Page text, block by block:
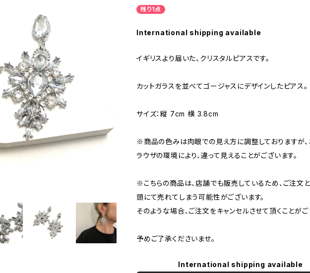
残り1点
International shipping available
イギリスより届いた、クリスタルピアスです。
カットガラスを並べてゴージャスにデザインしたピアス。
サイズ：縦 7cm 横 3.8cm
※商品の色みは肉眼での見え方に調整しておりますが
ラウザの環境により、違って見えることがございます。
※こちらの商品は、店舗でも販売しているため、ご注文
頭にて売れてしまう可能性がございます。
そのような場合、ご注文をキャンセルさせて頂くことがご
予めご了承くださいませ。
International shipping available